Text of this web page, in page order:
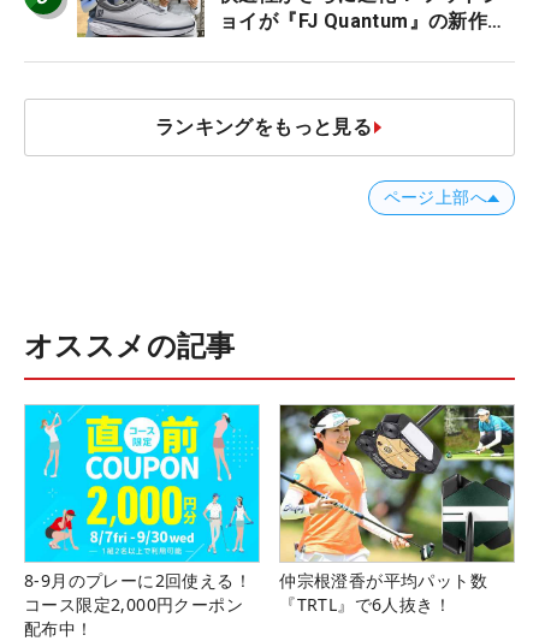
ョイが『FJ Quantum』の新作を
ランキングをもっと見る
ページ上部へ
オススメの記事
8-9月のプレーに2回使える！
コース限定2,000円クーポン
配布中！
仲宗根澄香が平均パット数
『TRTL』で6人抜き！